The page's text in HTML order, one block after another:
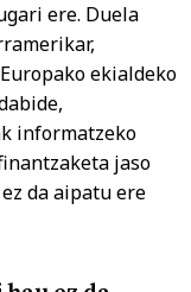
ere. Duela
ekialdeko
informatzeko
jaso
da aipatu ere